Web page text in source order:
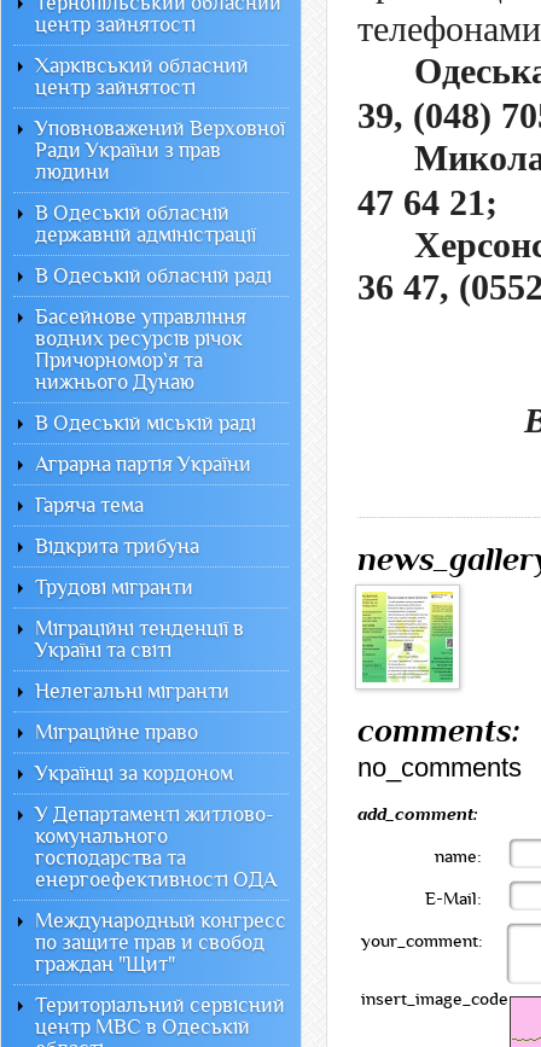
39, (048)
47 64 21;
36 47,
comments:
no_comments
add_comment:
name:
E-Mail:
your_comment:
insert_image_code:
центр зайнятості
Харківський обласний
центр зайнятості
Уповноважений Верховної
Ради України з прав
людини
В Одеській обласній
державній адміністрації
В Одеській обласній раді
Басейнове управління
водних ресурсів річок
Причорномор`я та
нижнього Дунаю
В Одеській міській раді
Аграрна партія України
Гаряча тема
Відкрита трибуна
Трудові мігранти
Міграційні тенденції в
Україні та світі
Нелегальні мігранти
Міграційне право
Українці за кордоном
У Департаменті житлово-
комунального
господарства та
енергоефективності ОДА
Международный конгресс
по защите прав и свобод
граждан "Щит"
Територіальний сервісний
центр МВС в Одеській